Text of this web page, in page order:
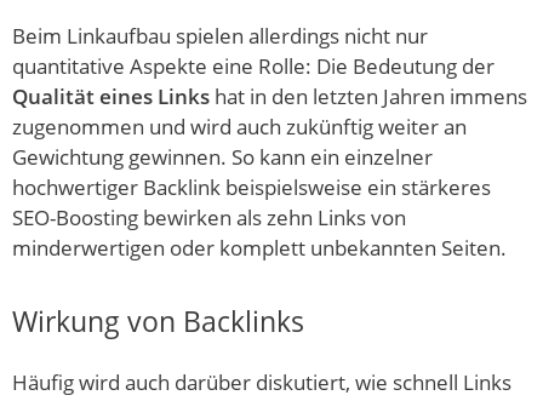
Beim Linkaufbau spielen allerdings nicht nur
quantitative Aspekte eine Rolle: Die Bedeutung der
Qualität eines Links hat in den letzten Jahren immens
zugenommen und wird auch zukünftig weiter an
Gewichtung gewinnen. So kann ein einzelner
hochwertiger Backlink beispielsweise ein stärkeres
SEO-Boosting bewirken als zehn Links von
minderwertigen oder komplett unbekannten Seiten.
Wirkung von Backlinks
Häufig wird auch darüber diskutiert, wie schnell Links